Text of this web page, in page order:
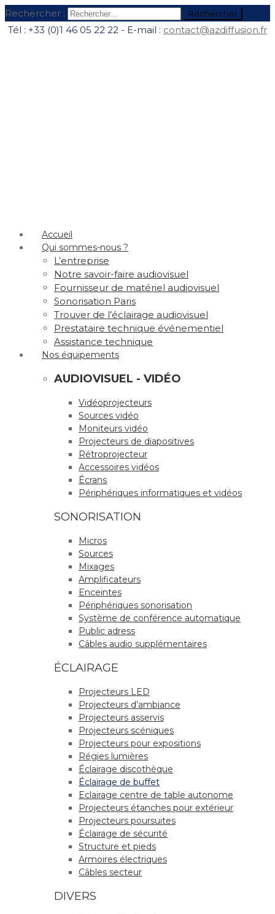
Rechercher :
Tél : +33 (0)1 46 05 22 22 - E-mail : contact@azdiffusion.fr
Accueil
Qui sommes-nous ?
L’entreprise
Notre savoir-faire audiovisuel
Fournisseur de matériel audiovisuel
Sonorisation Paris
Trouver de l’éclairage audiovisuel
Prestataire technique événementiel
Assistance technique
Nos équipements
AUDIOVISUEL - VIDÉO
Vidéoprojecteurs
Sources vidéo
Moniteurs vidéo
Projecteurs de diapositives
Rétroprojecteur
Accessoires vidéos
Écrans
Périphériques informatiques et vidéos
SONORISATION
Micros
Sources
Mixages
Amplificateurs
Enceintes
Périphériques sonorisation
Système de conférence automatique
Public adress
Câbles audio supplémentaires
ÉCLAIRAGE
Projecteurs LED
Projecteurs d’ambiance
Projecteurs asservis
Projecteurs scéniques
Projecteurs pour expositions
Régies lumières
Éclairage discothèque
Éclairage de buffet
Eclairage centre de table autonome
Projecteurs étanches pour extérieur
Projecteurs poursuites
Éclairage de sécurité
Structure et pieds
Armoires électriques
Câbles secteur
DIVERS